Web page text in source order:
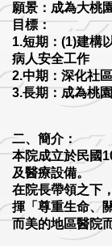
願景：成為大桃
目標：
1.短期：(1)建構
病人安全工作
2.中期：深化社
3.長期：成為桃
二、簡介：
本院成立於民國
及醫療設備。
在院長帶領之下
揮「尊重生命、
而美的地區醫院